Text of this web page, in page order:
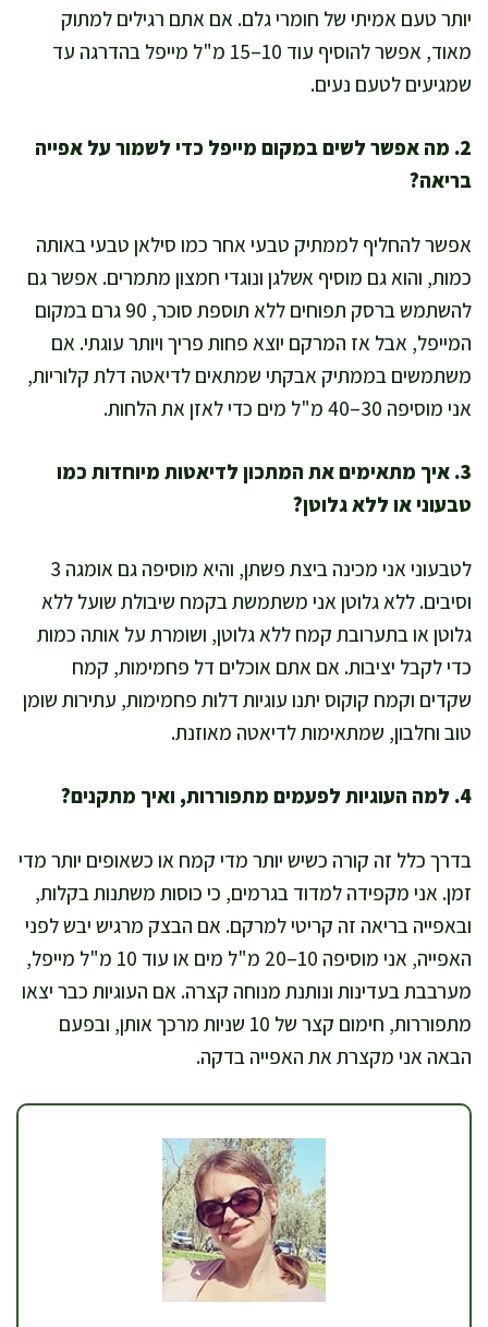
יותר טעם אמיתי של חומרי גלם. אם אתם רגילים למתוק
מאוד, אפשר להוסיף עוד 10–15 מ"ל מייפל בהדרגה עד
שמגיעים לטעם נעים.
2. מה אפשר לשים במקום מייפל כדי לשמור על אפייה
בריאה?
אפשר להחליף לממתיק טבעי אחר כמו סילאן טבעי באותה
כמות, והוא גם מוסיף אשלגן ונוגדי חמצון מתמרים. אפשר גם
להשתמש ברסק תפוחים ללא תוספת סוכר, 90 גרם במקום
המייפל, אבל אז המרקם יוצא פחות פריך ויותר עוגתי. אם
משתמשים בממתיק אבקתי שמתאים לדיאטה דלת קלוריות,
אני מוסיפה 30–40 מ"ל מים כדי לאזן את הלחות.
3. איך מתאימים את המתכון לדיאטות מיוחדות כמו
טבעוני או ללא גלוטן?
לטבעוני אני מכינה ביצת פשתן, והיא מוסיפה גם אומגה 3
וסיבים. ללא גלוטן אני משתמשת בקמח שיבולת שועל ללא
גלוטן או בתערובת קמח ללא גלוטן, ושומרת על אותה כמות
כדי לקבל יציבות. אם אתם אוכלים דל פחמימות, קמח
שקדים וקמח קוקוס יתנו עוגיות דלות פחמימות, עתירות שומן
טוב וחלבון, שמתאימות לדיאטה מאוזנת.
4. למה העוגיות לפעמים מתפוררות, ואיך מתקנים?
בדרך כלל זה קורה כשיש יותר מדי קמח או כשאופים יותר מדי
זמן. אני מקפידה למדוד בגרמים, כי כוסות משתנות בקלות,
ובאפייה בריאה זה קריטי למרקם. אם הבצק מרגיש יבש לפני
האפייה, אני מוסיפה 10–20 מ"ל מים או עוד 10 מ"ל מייפל,
מערבבת בעדינות ונותנת מנוחה קצרה. אם העוגיות כבר יצאו
מתפוררות, חימום קצר של 10 שניות מרכך אותן, ובפעם
הבאה אני מקצרת את האפייה בדקה.